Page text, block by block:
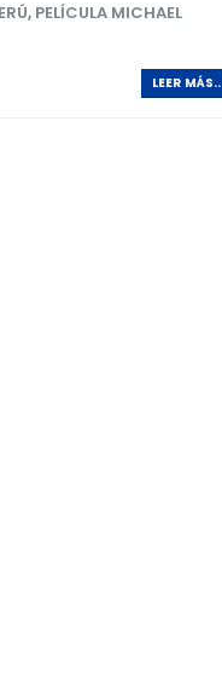
, PELÍCULA MICHAEL
LEER MÁS..